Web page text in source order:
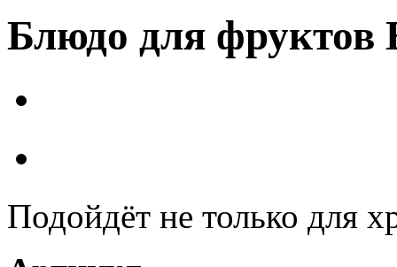
Блюдо для фруктов
Подойдёт не только для